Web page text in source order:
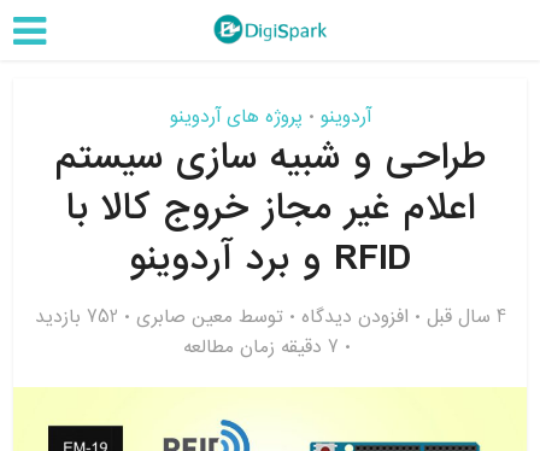
آردوینو • پروژه های آردوینو
طراحی و شبیه سازی سیستم
اعلام غیر مجاز خروج کالا با
RFID و برد آردوینو
4 سال قبل افزودن دیدگاه توسط معین صابری
752 بازدید
7 دقیقه زمان مطالعه